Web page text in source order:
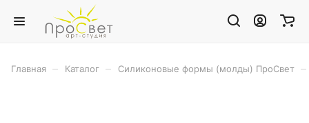
Главная Каталог Силиконовые формы (молды) ПроСвет